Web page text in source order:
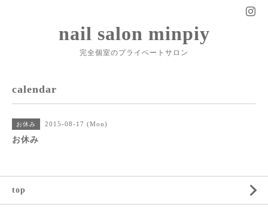
nail salon minpiy
完全個室のプライベートサロン
calendar
お休み 2015-08-17 (Mon)
お休み
top